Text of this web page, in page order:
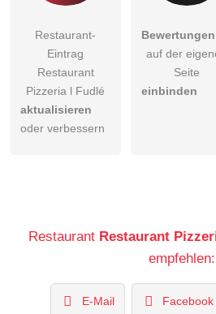
Restaurant-
Eintrag
Restaurant
Pizzeria l Fudlé
aktualisieren
oder verbessern
Bewertungen
auf der
Seite
einbinden
Restaurant Restaurant
empfehlen:
E-Mail Facebook